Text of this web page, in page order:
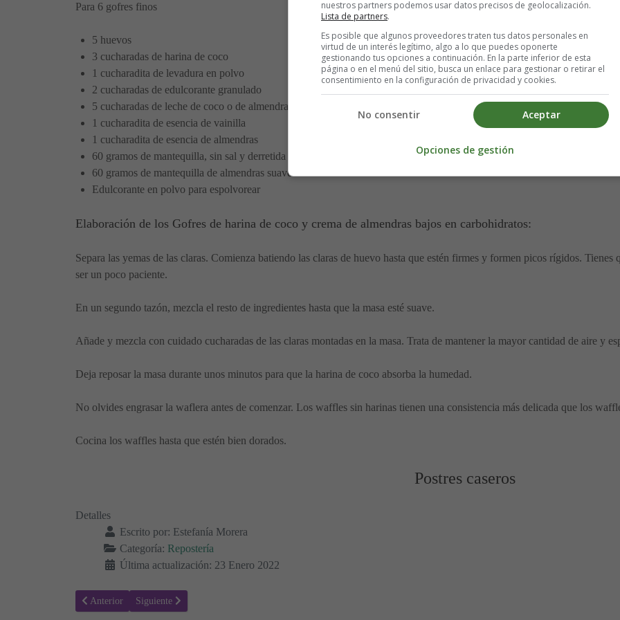
Para 6 gofres finos
5 huevos
3 cucharadas de harina de coco
1 cucharadita de levadura en polvo
2 cucharadas de edulcorante granulado
5 cucharadas de leche de coco o de almendras sin azúcar
1 cucharadita de esencia de vainilla
1 cucharadita de esencia de almendras
60 gramos de mantequilla, sin sal y derretida
60 gramos de mantequilla de almendras suave
Edulcorante en polvo para espolvorear
Elaboración de los Gofres de harina de coco y crema de almendras bajos en carbohidratos:
Separa las yemas de las claras. Comienza batiendo las claras de huevo hasta que estén firmes y formen picos rígidos.
ser un poco paciente.
En un segundo tazón, mezcla el resto de ingredientes hasta que la masa esté suave.
Añade y mezcla con cuidado cucharadas de las claras montadas en la masa. Trata de mantener la mayor cantidad de aire y
Deja reposar la masa durante unos minutos para que la harina de coco absorba la humedad.
No olvides engrasar la waflera antes de comenzar. Los waffles sin harinas tienen una consistencia más delicada que los
Cocina los waffles hasta que estén bien dorados.
Postres caseros
Detalles
Escrito por: Estefanía Morera
Categoría: Repostería
Última actualización: 23 Enero 2022
Artículo anterior: Cheesecake de naranja con brandy
Anterior Artículo siguiente: Bombones de té matcha sin azúcar
Siguiente
nuestros partners podemos usar datos precisos de geolocalización.
Lista de partners.
Es posible que algunos proveedores traten tus datos personales en
virtud de un interés legítimo, algo a lo que puedes oponerte
gestionando tus opciones a continuación. En la parte inferior de esta
página o en el menú del sitio, busca un enlace para gestionar o retirar el
consentimiento en la configuración de privacidad y cookies.
Aceptar
No consentir
Opciones de gestión